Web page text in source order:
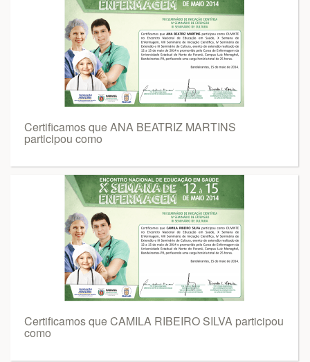
Certificamos que ANA BEATRIZ MARTINS
participou como
Certificamos que CAMILA RIBEIRO SILVA participou
como